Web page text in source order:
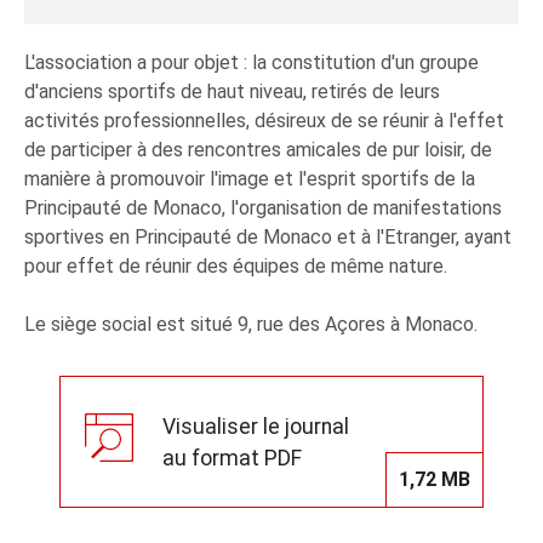
L'association a pour objet : la constitution d'un groupe
d'anciens sportifs de haut niveau, retirés de leurs
activités professionnelles, désireux de se réunir à l'effet
de participer à des rencontres amicales de pur loisir, de
manière à promouvoir l'image et l'esprit sportifs de la
Principauté de Monaco, l'organisation de manifestations
sportives en Principauté de Monaco et à l'Etranger, ayant
pour effet de réunir des équipes de même nature.
Le siège social est situé 9, rue des Açores à Monaco.
Visualiser le journal
au format PDF
1,72 MB